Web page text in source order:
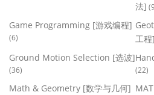
法]
Game Programming [游戏编程]
(6)
工程]
Ground Motion Selection [选波]
(36) (22)
Math & Geometry [数学与几何]